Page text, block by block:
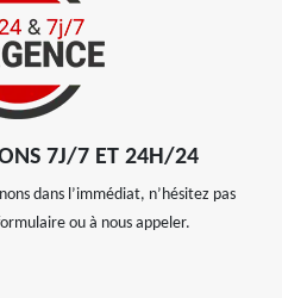
7J/7 ET 24H/24
dans l’immédiat, n’hésitez pas
ou à nous appeler.